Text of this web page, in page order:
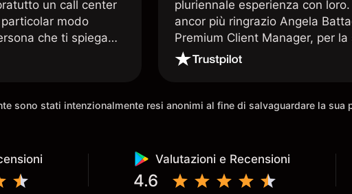
un call center
modo
che ti spiega
non
pluriennale esperienza con loro.
ancor più ringrazio Angela
Premium Client Manager, per la
assistenza altamente
qualificata. E nulla è più
e morale come io ho avuto la
sono stati intenzionalmente resi anonimi al fine di salvaguardare la sua
Valutazioni e Recensioni
4.6